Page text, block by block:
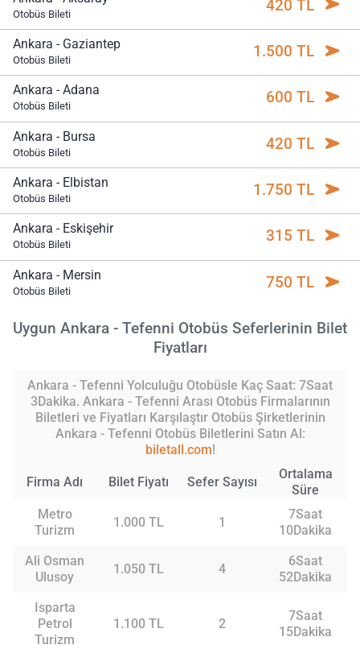
Otobüs Bileti 420 TL
Ankara - Gaziantep
Otobüs Bileti 1.500 TL
Ankara - Adana
Otobüs Bileti 600 TL
Ankara - Bursa
Otobüs Bileti 420 TL
Ankara - Elbistan
Otobüs Bileti 1.750 TL
Ankara - Eskişehir
Otobüs Bileti 315 TL
Ankara - Mersin
Otobüs Bileti 750 TL
Uygun Ankara - Tefenni Otobüs Seferlerinin Bilet
Fiyatları
Ankara - Tefenni Yolculuğu Otobüsle Kaç Saat: 7Saat
3Dakika. Ankara - Tefenni Arası Otobüs Firmalarının
Biletleri ve Fiyatları Karşılaştır Otobüs Şirketlerinin
Ankara - Tefenni Otobüs Biletlerini Satın Al:
biletall.com!
Firma Adı Bilet Fiyatı Sefer Sayısı
Ortalama
Süre
Metro
Turizm
1.000 TL 1
7Saat
10Dakika
Ali Osman
Ulusoy
1.050 TL 4
6Saat
52Dakika
Isparta
Petrol
Turizm
1.100 TL 2
7Saat
15Dakika